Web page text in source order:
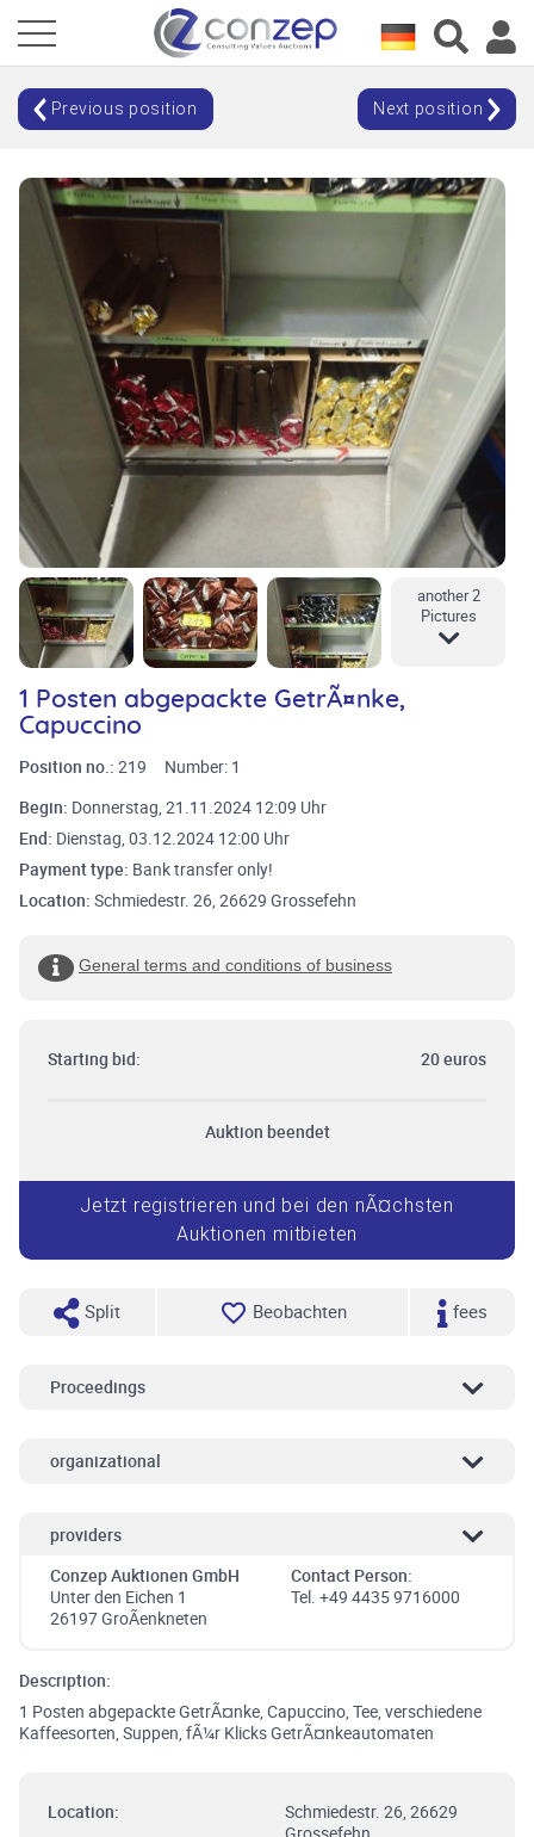
Previous position Next position
another 2
Pictures
1 Posten abgepackte GetrÃ¤nke,
Capuccino
Position no.: 219 Number: 1
Begin: Donnerstag, 21.11.2024 12:09 Uhr
End: Dienstag, 03.12.2024 12:00 Uhr
Payment type: Bank transfer only!
Location: Schmiedestr. 26, 26629 Grossefehn
General terms and conditions of business
Starting bid: 20 euros
Auktion beendet
Jetzt registrieren und bei den nÃ¤chsten
Auktionen mitbieten
Split Beobachten fees
Proceedings
organizational
providers
Conzep Auktionen GmbH
Unter den Eichen 1
26197 GroÃenkneten
Contact Person:
Tel. +49 4435 9716000
Description:
1 Posten abgepackte GetrÃ¤nke, Capuccino, Tee, verschiedene
Kaffeesorten, Suppen, fÃ¼r Klicks GetrÃ¤nkeautomaten
Location:
Schmiedestr. 26, 26629